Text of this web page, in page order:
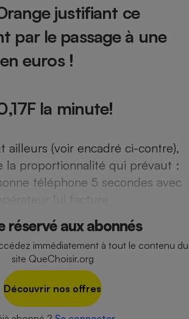
justifiant ce
par le passage à une
euros !
la minute!
ailleurs (voir encadré ci-contre),
la proportionnalité qui prévaut :
téléphone 5 secondes avec
lui facture
réservé aux abonnés
immédiatement à tout le contenu du
site QueChoisir.org
Découvrir nos offres
Robot ménager